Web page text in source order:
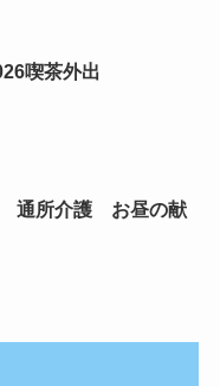
喫茶外出
通所介護 お昼の献